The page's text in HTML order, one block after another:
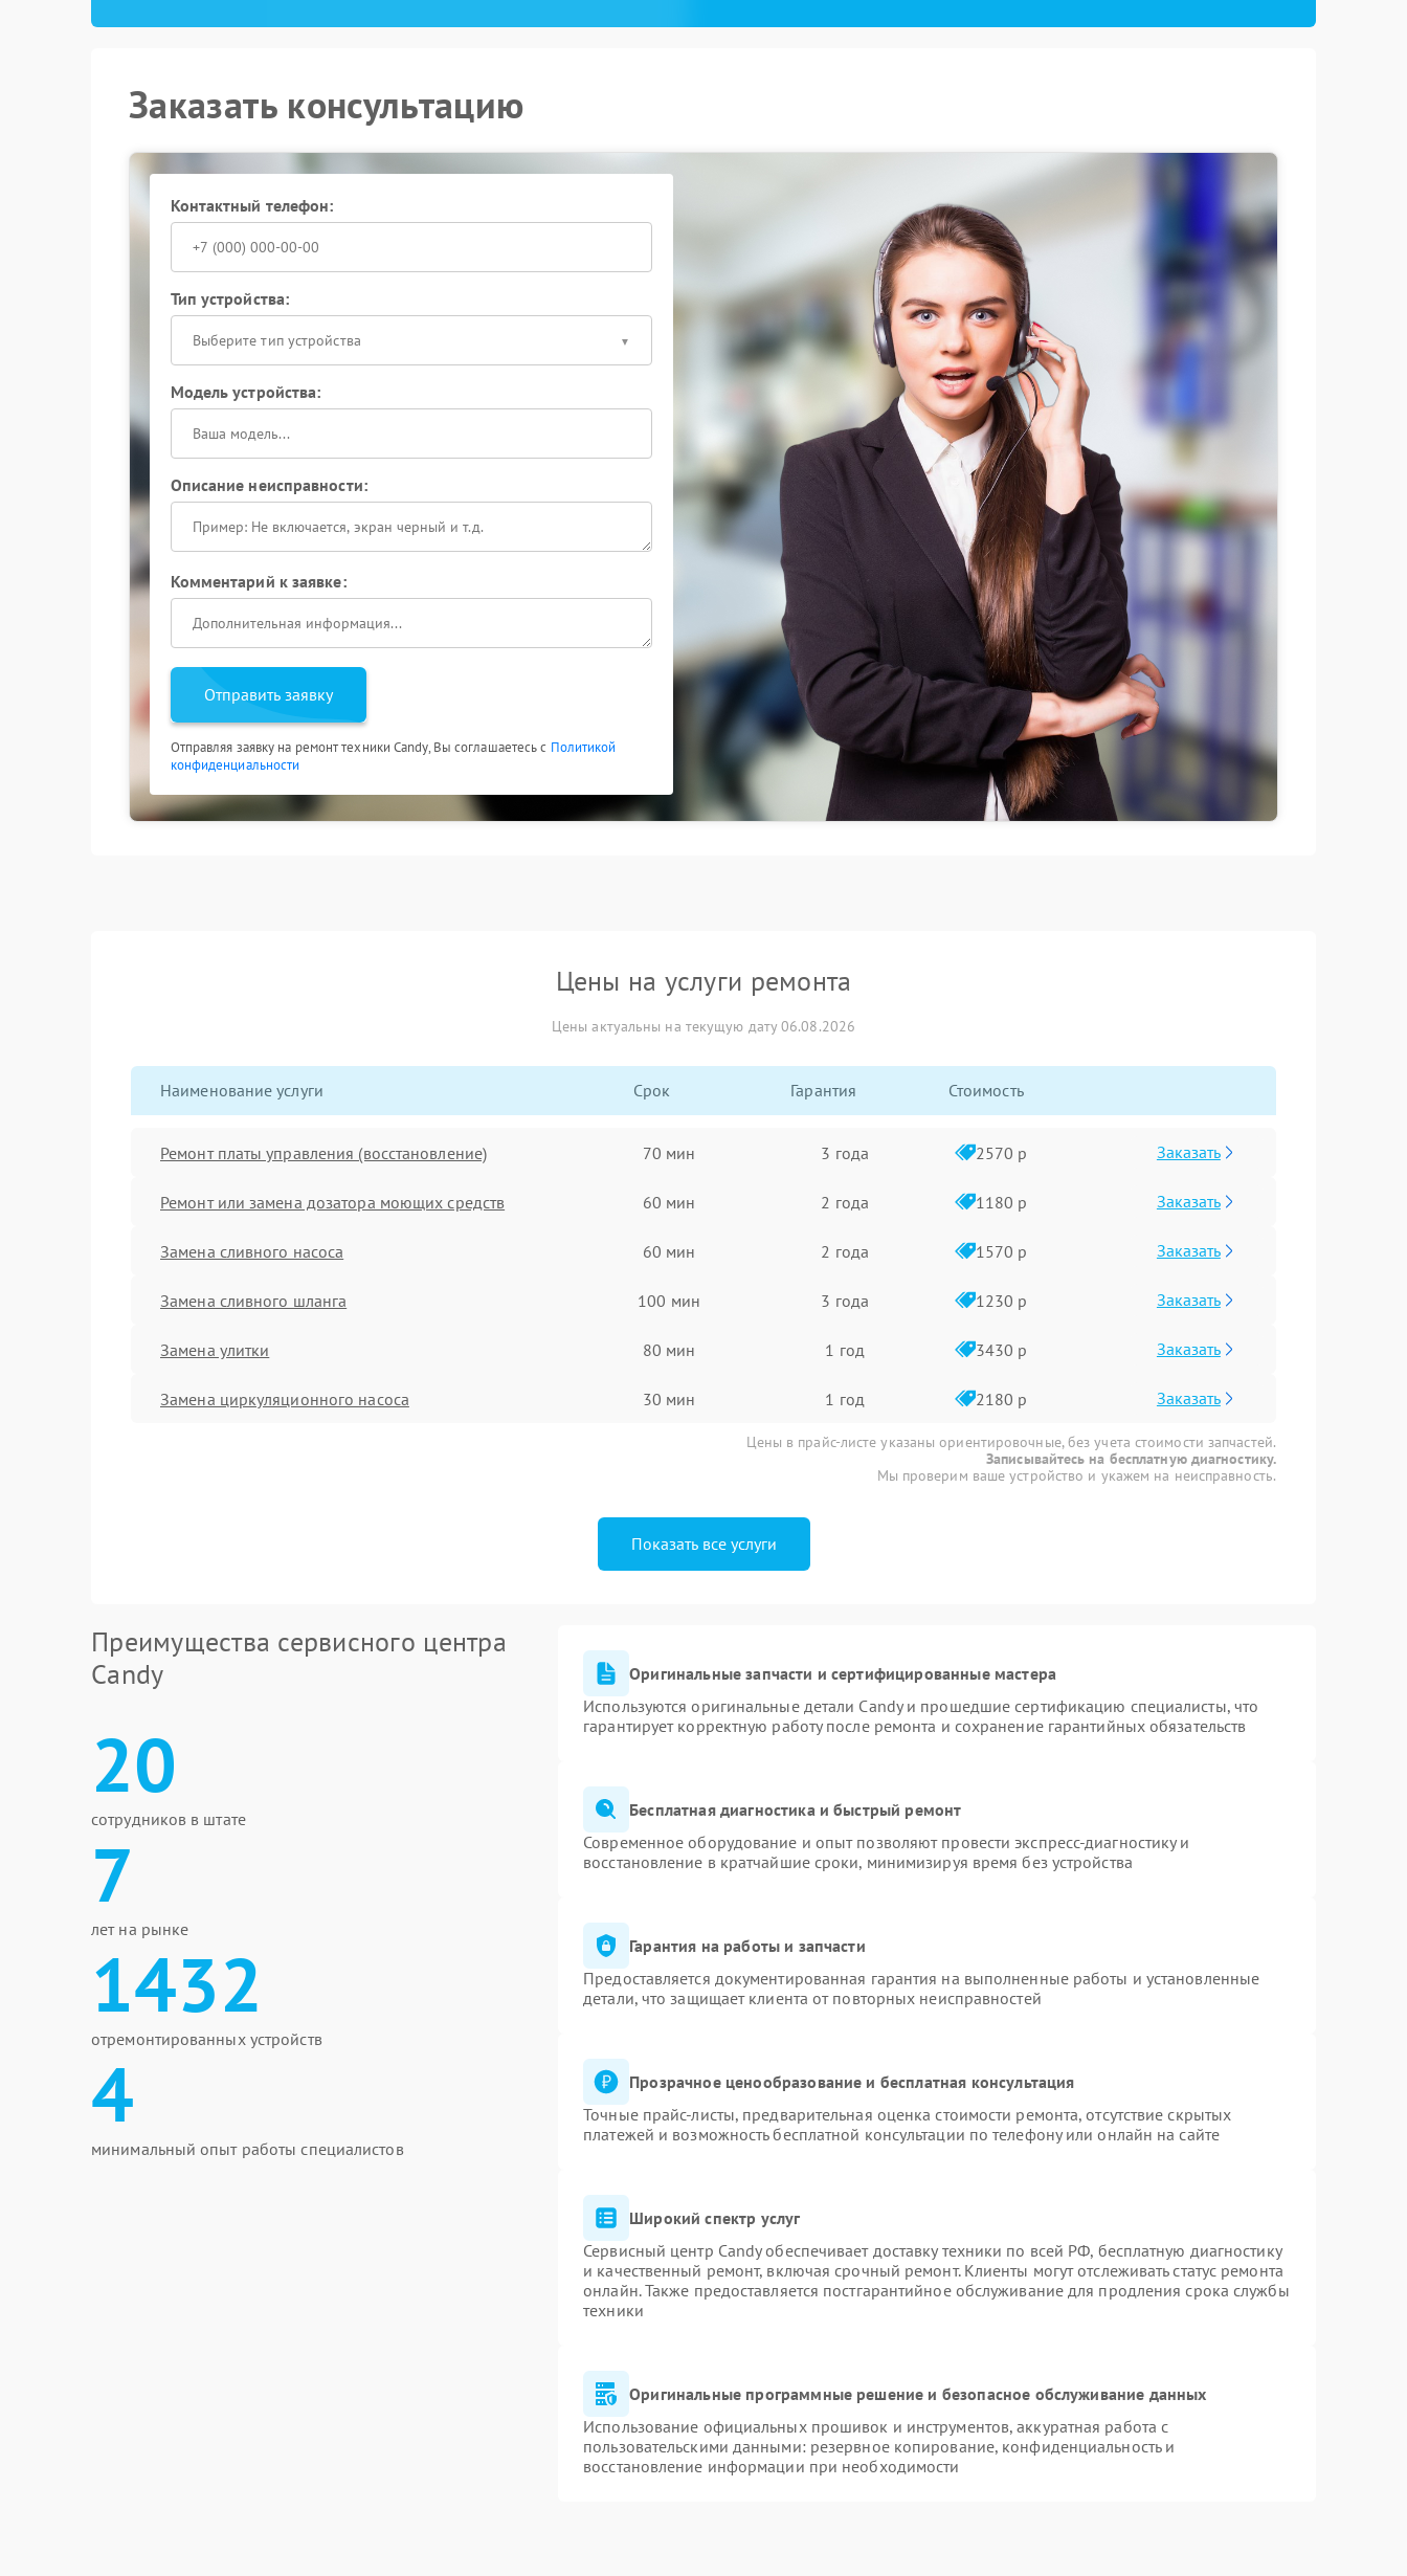
Заказать консультацию
Контактный телефон:
Тип устройства:
Выберите тип устройства
Модель устройства:
Описание неисправности:
Комментарий к заявке:
Отправить заявку
Отправляя заявку на ремонт техники Candy, Вы соглашаетесь с Политикой
конфиденциальности
Цены на услуги ремонта
Цены актуальны на текущую дату 06.08.2026
Наименование услуги Срок Гарантия Стоимость
Ремонт платы управления (восстановление) 70 мин 3 года 2570 р Заказать
Ремонт или замена дозатора моющих средств 60 мин 2 года 1180 р Заказать
Замена сливного насоса 60 мин 2 года 1570 р Заказать
Замена сливного шланга 100 мин 3 года 1230 р Заказать
Замена улитки 80 мин 1 год 3430 р Заказать
Замена циркуляционного насоса 30 мин 1 год 2180 р Заказать
Цены в прайс-листе указаны ориентировочные, без учета стоимости запчастей.
Записывайтесь на бесплатную диагностику.
Мы проверим ваше устройство и укажем на неисправность.
Показать все услуги
Преимущества сервисного центра
Candy
20
сотрудников в штате
7
лет на рынке
1432
отремонтированных устройств
4
минимальный опыт работы специалистов
Оригинальные запчасти и сертифицированные мастера
Используются оригинальные детали Candy и прошедшие сертификацию специалисты, что
гарантирует корректную работу после ремонта и сохранение гарантийных обязательств
Бесплатная диагностика и быстрый ремонт
Современное оборудование и опыт позволяют провести экспресс-диагностику и
восстановление в кратчайшие сроки, минимизируя время без устройства
Гарантия на работы и запчасти
Предоставляется документированная гарантия на выполненные работы и установленные
детали, что защищает клиента от повторных неисправностей
Прозрачное ценообразование и бесплатная консультация
Точные прайс-листы, предварительная оценка стоимости ремонта, отсутствие скрытых
платежей и возможность бесплатной консультации по телефону или онлайн на сайте
Широкий спектр услуг
Сервисный центр Candy обеспечивает доставку техники по всей РФ, бесплатную диагностику
и качественный ремонт, включая срочный ремонт. Клиенты могут отслеживать статус ремонта
онлайн. Также предоставляется постгарантийное обслуживание для продления срока службы
техники
Оригинальные программные решение и безопасное обслуживание данных
Использование официальных прошивок и инструментов, аккуратная работа с
пользовательскими данными: резервное копирование, конфиденциальность и
восстановление информации при необходимости